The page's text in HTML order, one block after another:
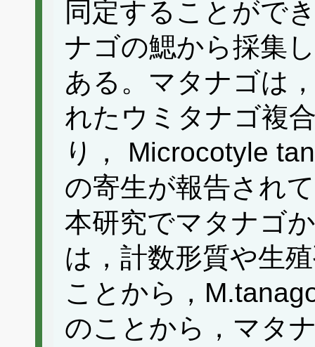
同定することがで
ナゴの鰓から採集
ある。マタナゴは
れたウミタナゴ複
り， Microcotyle
の寄生が報告され
本研究でマタナゴ
は，計数形質や生
ことから，
のことから，マタ